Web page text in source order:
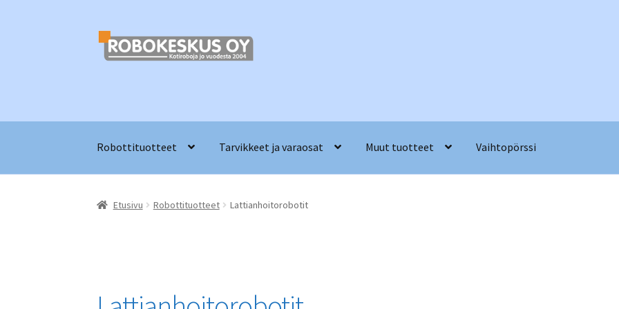
Siirry
navigointiin
Siirry
sisältöön
Robottituotteet Tarvikkeet ja varaosat Muut tuotteet Vaihtopörssi
Etusivu Robottituotteet Lattianhoitorobotit